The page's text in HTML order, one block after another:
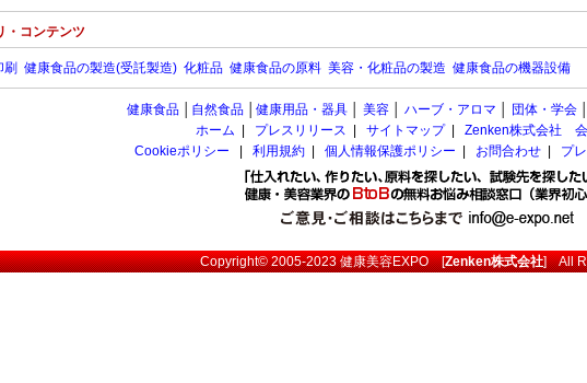
・コンテンツ
刷 健康食品の製造(受託製造) 化粧品 健康食品の原料 美容・化粧品の製造 健康食品の機器設備
健康食品 自然食品 健康用品・器具 美容 ハーブ・アロマ 団体・学会
ホーム
プレスリリース サイトマップ| Zenken株式会社
Cookieポリシー
利用規約 個人情報保護ポリシー お問合わせ プ
Copyright© 2005-2023健康美容EXPO[Zenken株式会社] All